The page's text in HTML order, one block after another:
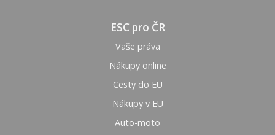
ESC pro ČR
Vaše práva
Nákupy online
Cesty do EU
Nákupy v EU
Auto-moto